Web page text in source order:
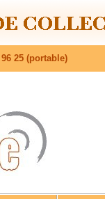
25 (portable)